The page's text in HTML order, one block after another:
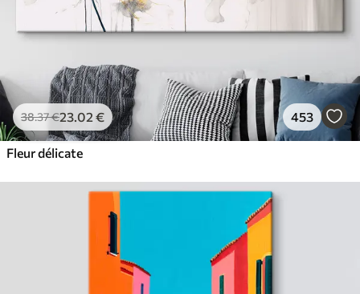
38.37€23.02 € 453
Fleur délicate